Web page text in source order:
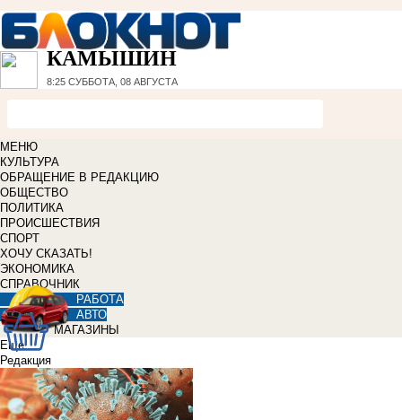
КАМЫШИН
8:25 СУББОТА, 08 АВГУСТА
МЕНЮ
КУЛЬТУРА
ОБРАЩЕНИЕ В РЕДАКЦИЮ
ОБЩЕСТВО
ПОЛИТИКА
ПРОИСШЕСТВИЯ
СПОРТ
ХОЧУ СКАЗАТЬ!
ЭКОНОМИКА
СПРАВОЧНИК
РАБОТА
АВТО
МАГАЗИНЫ
Еще
Редакция